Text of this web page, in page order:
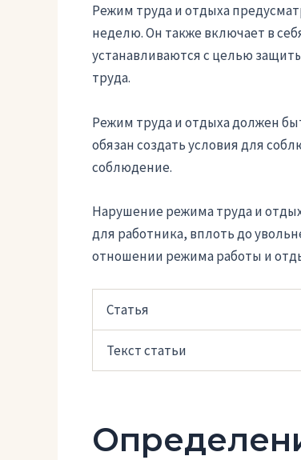
Режим труда и отдыха
неделю. Он также включает в
устанавливаются с целью
труда.
Режим труда и отдыха должен
обязан создать условия для
соблюдение.
Нарушение режима труда и
для работника, вплоть до
отношении режима работы и
Статья
Текст статьи